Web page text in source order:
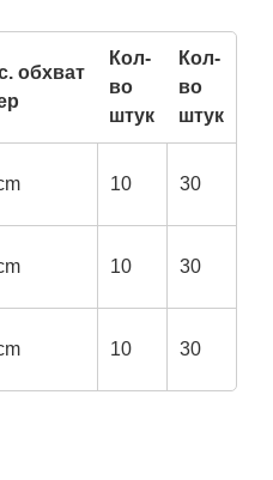
обхват
Кол-
во
штук
Кол-
во
штук
10 30
10 30
10
30